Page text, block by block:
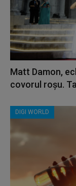
Matt Damon,
covorul roșu.
DIGI WORLD